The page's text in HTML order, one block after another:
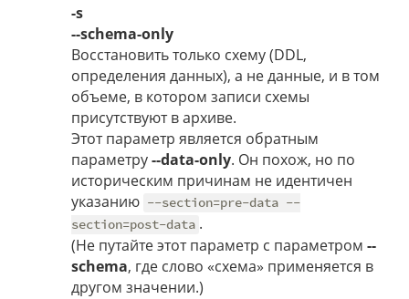
-s
--schema-only
Восстановить только схему (DDL,
определения данных), а не данные, и в том
объеме, в котором записи схемы
присутствуют в архиве.
Этот параметр является обратным
параметру--data-only. Он похож, но по
историческим причинам не идентичен
указанию --section=pre-data --
section=post-data .
(Не путайте этот параметр с параметром --
schema, где слово «схема» применяется в
другом значении.)